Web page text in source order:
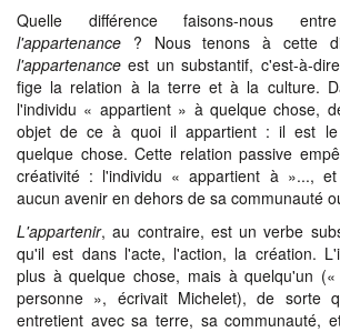
Quelle différence faisons-nous
l'appartenance ? Nous tenons à cette
l'appartenance est un substantif, c'est-à-
fige la relation à la terre et à la culture.
l'individu « appartient » à quelque chose,
objet de ce à quoi il appartient : il est le
quelque chose. Cette relation passive
créativité : l'individu « appartient à »...,
aucun avenir en dehors de sa communauté
L'appartenir, au contraire, est un verbe
qu'il est dans l'acte, l'action, la création.
plus à quelque chose, mais à quelqu'un
personne », écrivait Michelet), de sorte
entretient avec sa terre, sa communauté,